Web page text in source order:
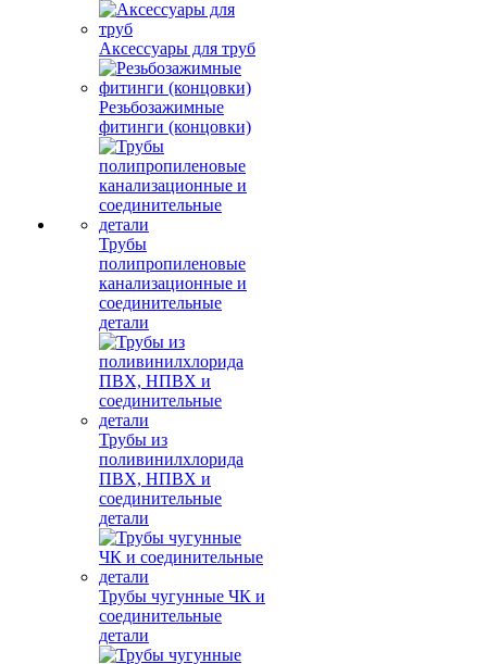
Аксессуары для труб
Резьбозажимные
фитинги (концовки)
Трубы
полипропиленовые
канализационные и
соединительные
детали
Трубы из
поливинилхлорида
ПВХ, НПВХ и
соединительные
детали
Трубы чугунные ЧК и
соединительные
детали